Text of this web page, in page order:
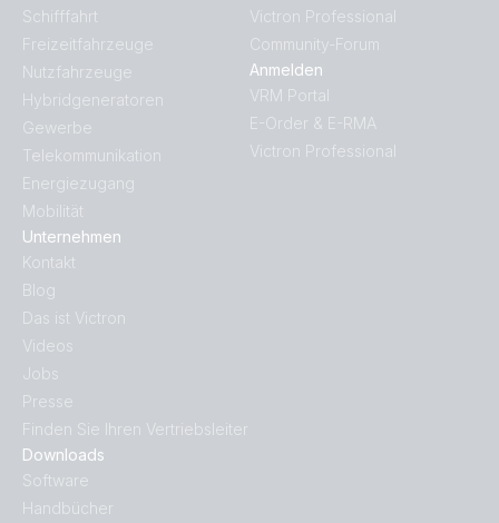
Downloads
Software
Handbücher
Schifffahrt
Freizeitfahrzeuge
Nutzfahrzeuge
Hybridgeneratoren
Gewerbe
Telekommunikation
Energiezugang
Mobilität
Unternehmen
Kontakt
Blog
Das ist Victron
Videos
Jobs
Presse
Finden Sie Ihren Vertriebsleiter
Victron Professional
Community-Forum
Anmelden
VRM Portal
E-Order & E-RMA
Victron Professional